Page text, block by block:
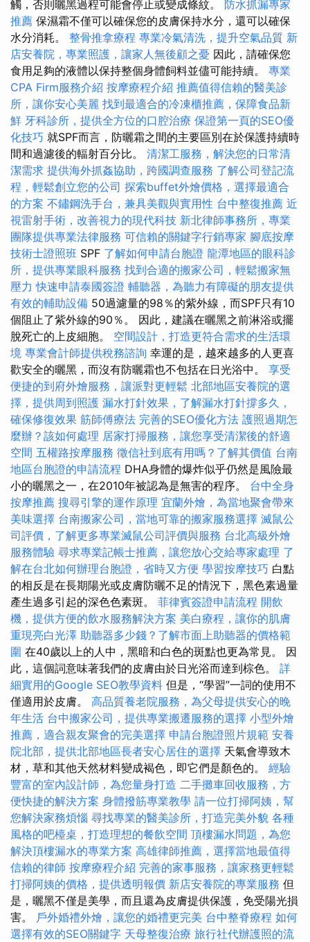
觸，否則曬黑過程可能會停止或變成條紋。 防水抓漏專家
推薦 保濕霜不僅可以確保您的皮膚保持水分，還可以確保
水分消耗。 整骨推拿療程 專業冷氣清洗，提升空氣品質 新
店安養院，專業照護，讓家人無後顧之憂 因此，請確保您
食用足夠的液體以保持整個身體飼料並儘可能持續。 專業
CPA Firm服務介紹 按摩療程介紹 推薦值得信賴的醫美診
所，讓你安心美麗 找到最適合的冷凍櫃推薦，保障食品新
鮮 牙科診所，提供全方位的口腔治療 保證第一頁的SEO優
化技巧 就SPF而言，防曬霜之間的主要區別在於保護持續時
間和過濾後的輻射百分比。 清潔工服務，解決您的日常清
潔需求 提供海外抓姦協助，跨國調查服務 了解公司登記流
程，輕鬆創立您的公司 探索buffet外燴價格，選擇最適合
的方案 不鏽鋼洗手台，兼具美觀與實用性 台中整復推薦 近
視雷射手術，改善視力的現代科技 新北律師事務所，專業
團隊提供專業法律服務 可信賴的關鍵字行銷專家 腳底按摩
技術士證照班 SPF 了解如何申請台胞證 龍潭地區的眼科診
所，提供專業眼科服務 找到合適的搬家公司，輕鬆搬家無
壓力 快速申請泰國簽證 輔聽器，為聽力有障礙的朋友提供
有效的輔助設備 50過濾量的98％的紫外線，而SPF只有10
個阻止了紫外線的90％。 因此，建議在曬黑之前淋浴或擺
脫死亡的上皮細胞。 空間設計，打造更符合需求的生活環
境 專業會計師提供稅務諮詢 幸運的是，越來越多的人更喜
歡安全的曬黑，而沒有防曬霜也不包括在日光浴中。 享受
便捷的到府外燴服務，讓派對更輕鬆 北部地區安養院的選
擇，提供周到照護 漏水打針效果，了解漏水打針撐多久，
確保修復效果 筋師傅療法 完善的SEO優化方法 護照過期怎
麼辦？該如何處理 居家打掃服務，讓您享受清潔後的舒適
空間 五權路按摩服務 徵信社到底有用嗎？了解其價值 台南
地區台胞證的申請流程 DHA身體的爆炸似乎仍然是風險最
小的曬黑之一，在2010年被認為是無害的程序。 台中全身
按摩推薦 搜尋引擎的運作原理 宜蘭外燴，為當地聚會帶來
美味選擇 台南搬家公司，當地可靠的搬家服務選擇 滅鼠公
司評價，了解更多專業滅鼠公司評價與服務 台北高級外燴
服務體驗 尋求專業記帳士推薦，讓您放心交給專家處理 了
解在台北如何辦理台胞證，省時又方便 學習按摩技巧 白點
的相反是在長期陽光或皮膚防曬不足的情況下，黑色素過量
產生過多引起的深色色素斑。 菲律賓簽證申請流程 開飲
機，提供方便的飲水服務解決方案 美白療程，讓你的肌膚
重現亮白光澤 助聽器多少錢？了解市面上助聽器的價格範
圍 在40歲以上的人中，黑暗和白色的斑點也更為常見。 因
此，這個詞意味著我們的皮膚由於日光浴而達到棕色。 詳
細實用的Google SEO教學資料 但是，“學習”一詞的使用不
僅適用於皮膚。 高品質養老院服務，為父母提供安心的晚
年生活 台中搬家公司，提供專業搬遷服務的選擇 小型外燴
推薦，適合親友聚會的完美選擇 申請台胞證照片規範 安養
院北部，提供北部地區長者安心居住的選擇 天氣會導致木
材，草和其他天然材料變成褐色，即它們是顏色的。 經驗
豐富的室內設計師，為您量身打造 二手攤車回收服務，方
便快捷的解決方案 身體撥筋專業教學 請一位打掃阿姨，幫
您解決家務煩惱 尋找專業的醫美診所，打造完美外貌 各種
風格的吧檯桌，打造理想的餐飲空間 頂樓漏水問題，為您
解決頂樓漏水的專業方案 高雄律師推薦，選擇當地最值得
信賴的律師 按摩療程介紹 完善的家事服務，讓家務更輕鬆
打掃阿姨的價格，提供透明報價 新店安養院的專業服務 但
是，曬黑不僅是美學，而且還為皮膚提供保護，免受陽光損
害。 戶外婚禮外燴，讓您的婚禮更完美 台中整脊療程 如何
選擇有效的SEO關鍵字 天母整復治療 旅行社代辦護照的流